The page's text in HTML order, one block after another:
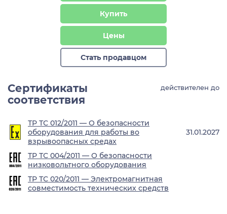
Купить
Цены
Стать продавцом
Сертификаты
соответствия
действителен до
ТР ТС 012/2011 — О безопасности
оборудования для работы во
взрывоопасных средах
31.01.2027
ТР ТС 004/2011 — О безопасности
низковольтного оборудования
ТР ТС 020/2011 — Электромагнитная
совместимость технических средств